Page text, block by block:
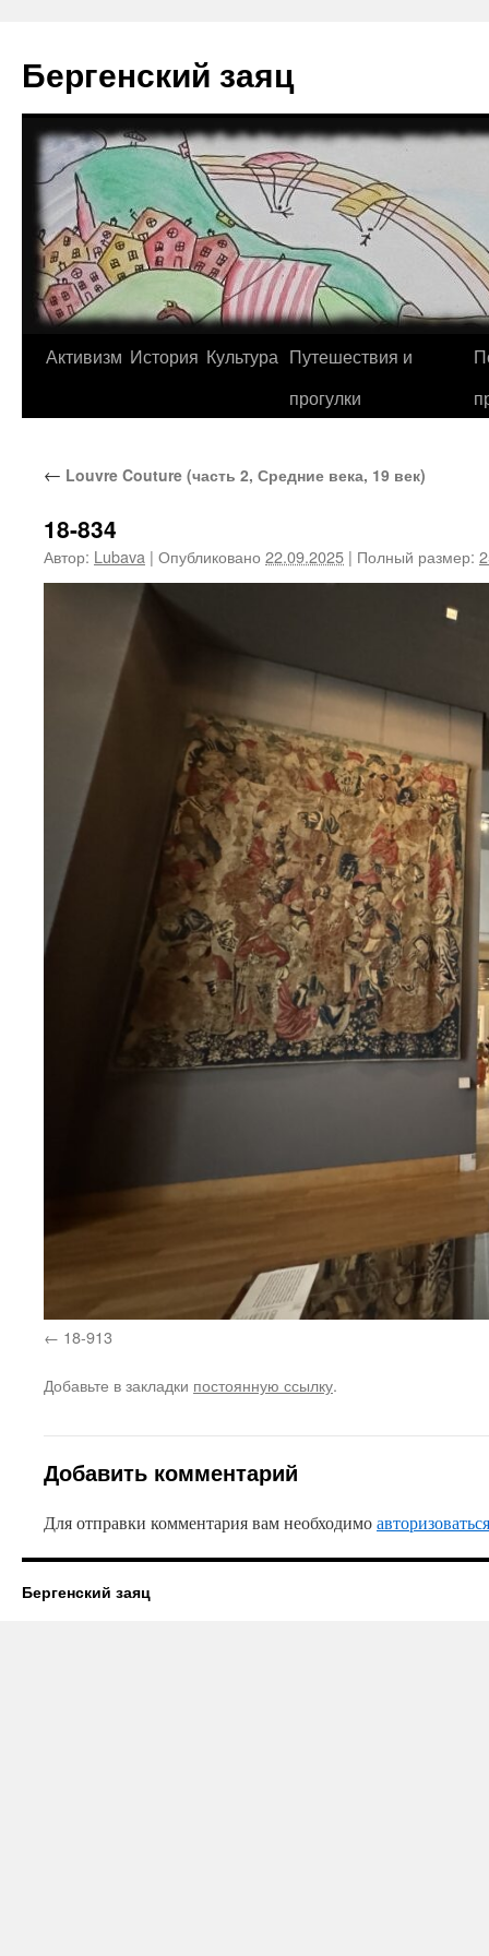
содержимому
Бергенский заяц
Активизм История Культура Путешествия и
прогулки
← Louvre Couture (часть 2, Средние века, 19 век)
18-834
Автор: Lubava | Опубликовано 22.09.2025 | Полный размер:
18-913
Добавьте в закладки постоянную ссылку.
Добавить комментарий
Для отправки комментария вам необходимоавторизоваться
Бергенский заяц